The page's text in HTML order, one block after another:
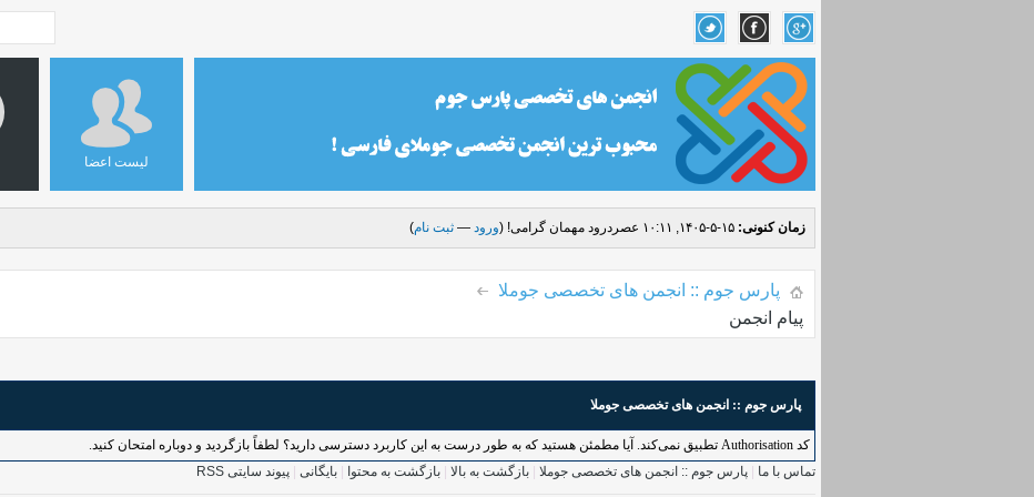
لیست اعضا
زمان کنونی: ۱۵-۵-۱۴۰۵, ۱۰:۱۱ عصر درود مهمان گرامی! (ورود — ثبت نام)
پارس جوم :: انجمن های تخصصی جوملا
پیام انجمن
پارس جوم :: انجمن های تخصصی جوملا
کد Authorisation تطبیق نمی‌کند. آیا مطمئن هستید که به طور درست به این کاربرد دسترسی دارید؟ لطفاً بازگردید و دوباره امتحان کنید.
تماس با ما
پارس جوم :: انجمن های تخصصی جوملا بازگشت به بالا بازگشت به محتوا بایگانی پیوند سایتی RSS